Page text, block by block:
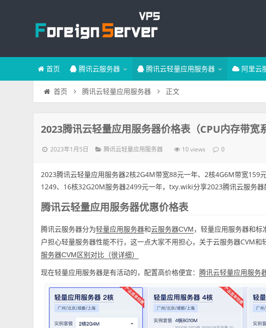
首页 腾讯云服务器 腾讯云轻量应用服务器 阿里云
首页 腾讯云轻量应用服务器 正文
2023腾讯云轻量应用服务器价格表（CPU内存带宽
2023年1月5日 腾讯云轻量应用服务器 10 views 0
2023腾讯云轻量应用服务器2核2G4M带宽88元一年、2核4G6M带宽159
1249、16核32G20M服务器2499元一年，txy.wiki分享2023腾讯云服务器
腾讯云轻量应用服务器优惠价格表
腾讯云服务器分为轻量应用服务器和云服务器CVM，轻量应用服务器和标
户担心轻量服务器性能不行，这一点大家不用担心，关于云服务器CVM和
服务器CVM区别对比（很详细）
现在轻量应用服务器是有活动的，配置高价格便宜：腾讯云轻量应用服务